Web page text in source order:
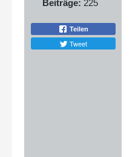
Beiträge: 225
Teilen
Tweet